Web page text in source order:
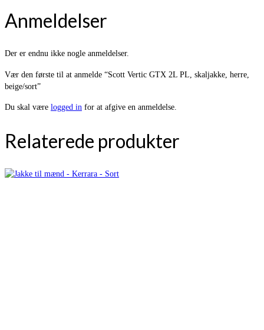
Anmeldelser
Der er endnu ikke nogle anmeldelser.
Vær den første til at anmelde “Scott Vertic GTX 2L PL, skaljakke, herre,
beige/sort”
Du skal være logged in for at afgive en anmeldelse.
Relaterede produkter